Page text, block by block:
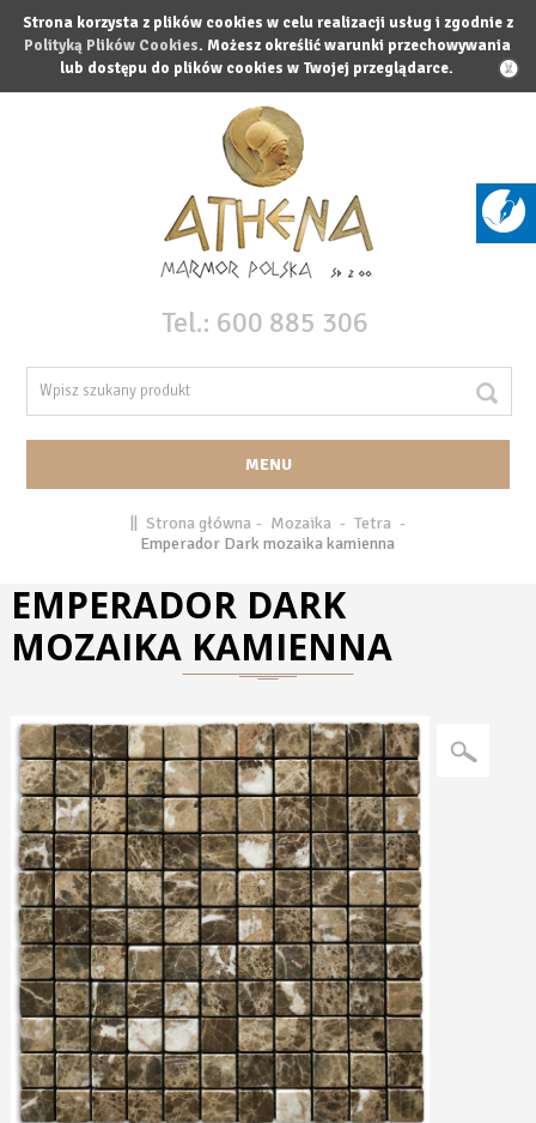
Strona korzysta z plików cookies w celu realizacji usług i zgodnie z
Polityką Plików Cookies. Możesz określić warunki przechowywania
lub dostępu do plików cookies w Twojej przeglądarce.
X
Tel.: 600 885 306
MENU
Strona główna - Mozaika - Tetra -
Emperador Dark mozaika kamienna
EMPERADOR DARK
MOZAIKA KAMIENNA